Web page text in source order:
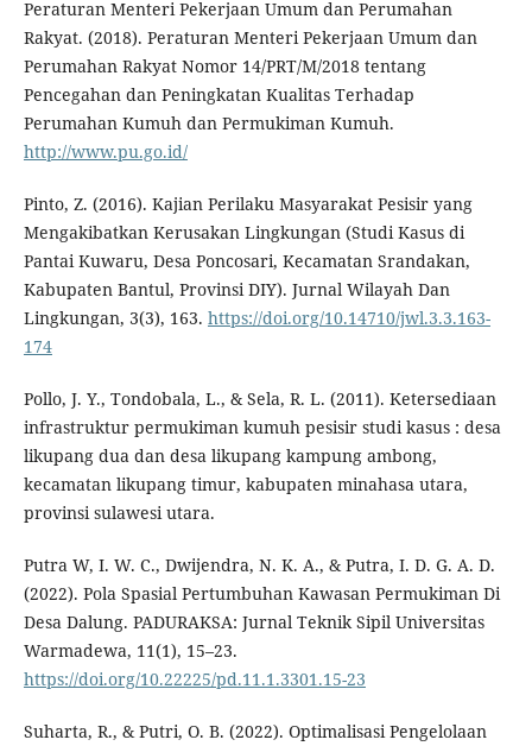
Peraturan Menteri Pekerjaan Umum dan Perumahan
Rakyat. (2018). Peraturan Menteri Pekerjaan Umum dan
Perumahan Rakyat Nomor 14/PRT/M/2018 tentang
Pencegahan dan Peningkatan Kualitas Terhadap
Perumahan Kumuh dan Permukiman Kumuh.
http://www.pu.go.id/
Pinto, Z. (2016). Kajian Perilaku Masyarakat Pesisir yang
Mengakibatkan Kerusakan Lingkungan (Studi Kasus di
Pantai Kuwaru, Desa Poncosari, Kecamatan Srandakan,
Kabupaten Bantul, Provinsi DIY). Jurnal Wilayah Dan
Lingkungan, 3(3), 163. https://doi.org/10.14710/jwl.3.3.163-
174
Pollo, J. Y., Tondobala, L., & Sela, R. L. (2011). Ketersediaan
infrastruktur permukiman kumuh pesisir studi kasus : desa
likupang dua dan desa likupang kampung ambong,
kecamatan likupang timur, kabupaten minahasa utara,
provinsi sulawesi utara.
Putra W, I. W. C., Dwijendra, N. K. A., & Putra, I. D. G. A. D.
(2022). Pola Spasial Pertumbuhan Kawasan Permukiman Di
Desa Dalung. PADURAKSA: Jurnal Teknik Sipil Universitas
Warmadewa, 11(1), 15–23.
https://doi.org/10.22225/pd.11.1.3301.15-23
Suharta, R., & Putri, O. B. (2022). Optimalisasi Pengelolaan